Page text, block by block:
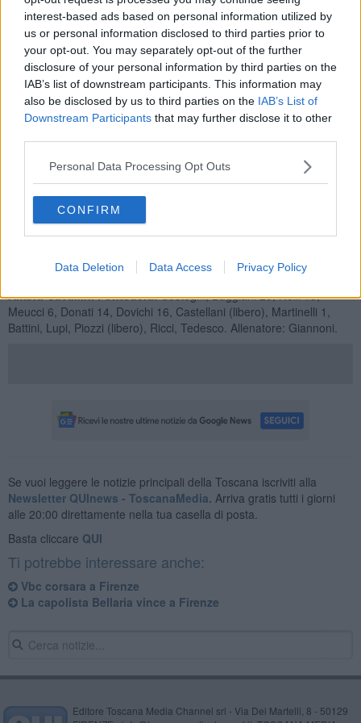
interest-based ads based on personal information utilized by
us or personal information disclosed to third parties prior to
your opt-out. You may separately opt-out of the further
disclosure of your personal information by third parties on the
IAB’s list of downstream participants. This information may
also be disclosed by us to third parties on the IAB’s List of
Downstream Participants that may further disclose it to other
Personal Data Processing Opt Outs
CONFIRM
Data Deletion Data Access Privacy Policy
biancoblu tenta di scuotere le sue ragazze, ma è tutto inutile. Le
padrone di casa ringraziano e volano sul 2-0 (25-15). Poi Giannoni
pesca il jolly,invertendo le posizioni di Dovichi e Donati ed è
proprio grazie alla verve del capitano e di Buggiani che l'Ambra
Cavallini rialza la testa. Nel terzo e quarto set, infatti,le
pontederesi accumulano subito un buon vantaggioe riescono
a gestirlo al meglio fino alla fine. I parziali (19-25 e 17-25) sono
eloquenti. Montevarchi, di contro, non reagisce e la squadra di
Su questo punteggio, le locali si scuotono, ma è ormai troppo tardi
e i due punti vanno nelle casse dell´Ambra Cavallini, che dallo
scorso 13 dicembre è sempre riuscita
classifica.
(25-22, 25-15, 19-25, 17-25, 12-15)
Ambra Cavallini Pontedera:Sostegni, Buggiani 23, Nelli 13,
Meucci 6, Donati 14, Dovichi 16, Castellani (libero), Martinelli 1,
Battini, Lupi, Piozzi (libero), Ricci, Tedesco. Allenatore: Giannoni.
Se vuoi leggere le notizie principali della Toscana iscriviti alla
Newsletter QUInews - ToscanaMedia. Arriva gratis tutti i giorni
alle 20:00 direttamente nella tua casella di posta.
Basta cliccare QUI
Ti potrebbe interessare anche:
Vbc corsara a Firenze
La capolista Bellaria vince a Firenze
Editore Toscana Media Channel srl - Via Dei Martelli, 8 - 50129